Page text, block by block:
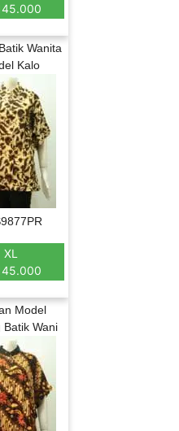
Wanita
Kalo
XL
Model
Batik Wani